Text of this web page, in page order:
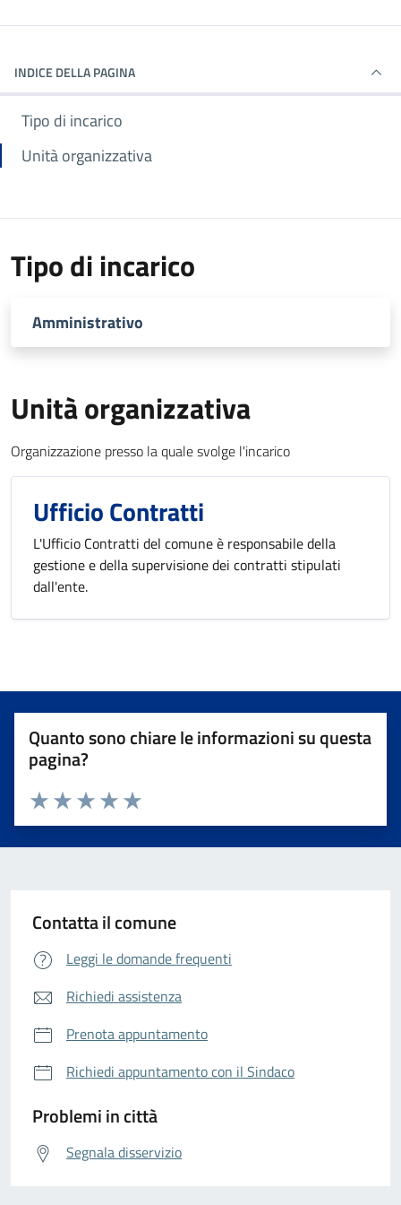
INDICE DELLA PAGINA
Tipo di incarico
Unità organizzativa
Tipo di incarico
Amministrativo
Unità organizzativa
Organizzazione presso la quale svolge l'incarico
Ufficio Contratti
L'Ufficio Contratti del comune è responsabile della
gestione e della supervisione dei contratti stipulati
dall'ente.
Quanto sono chiare le informazioni su questa
pagina?
Valuta da 1 a 5 stelle la pagina
Valuta 5 stelle su 5
Valuta 4 stelle su 5
Valuta 3 stelle su 5
Valuta 2 stelle su 5
Valuta 1 stelle su 5
Contatta il comune
Leggi le domande frequenti
Richiedi assistenza
Prenota appuntamento
Richiedi appuntamento con il Sindaco
Problemi in città
Segnala disservizio